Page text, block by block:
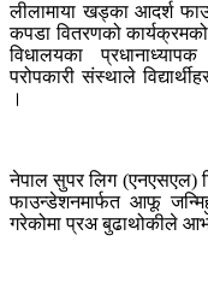
लीलामाया खड्का आदर्श
कपडा वितरणको
विधालयका प्रधानाध्यापक
परोपकारी संस्थाले
।
नेपाल सुपर लिग (एनएसएल)
फाउन्डेशनमार्फत आफू
गरेकोमा प्रअ बुढाथोकीले